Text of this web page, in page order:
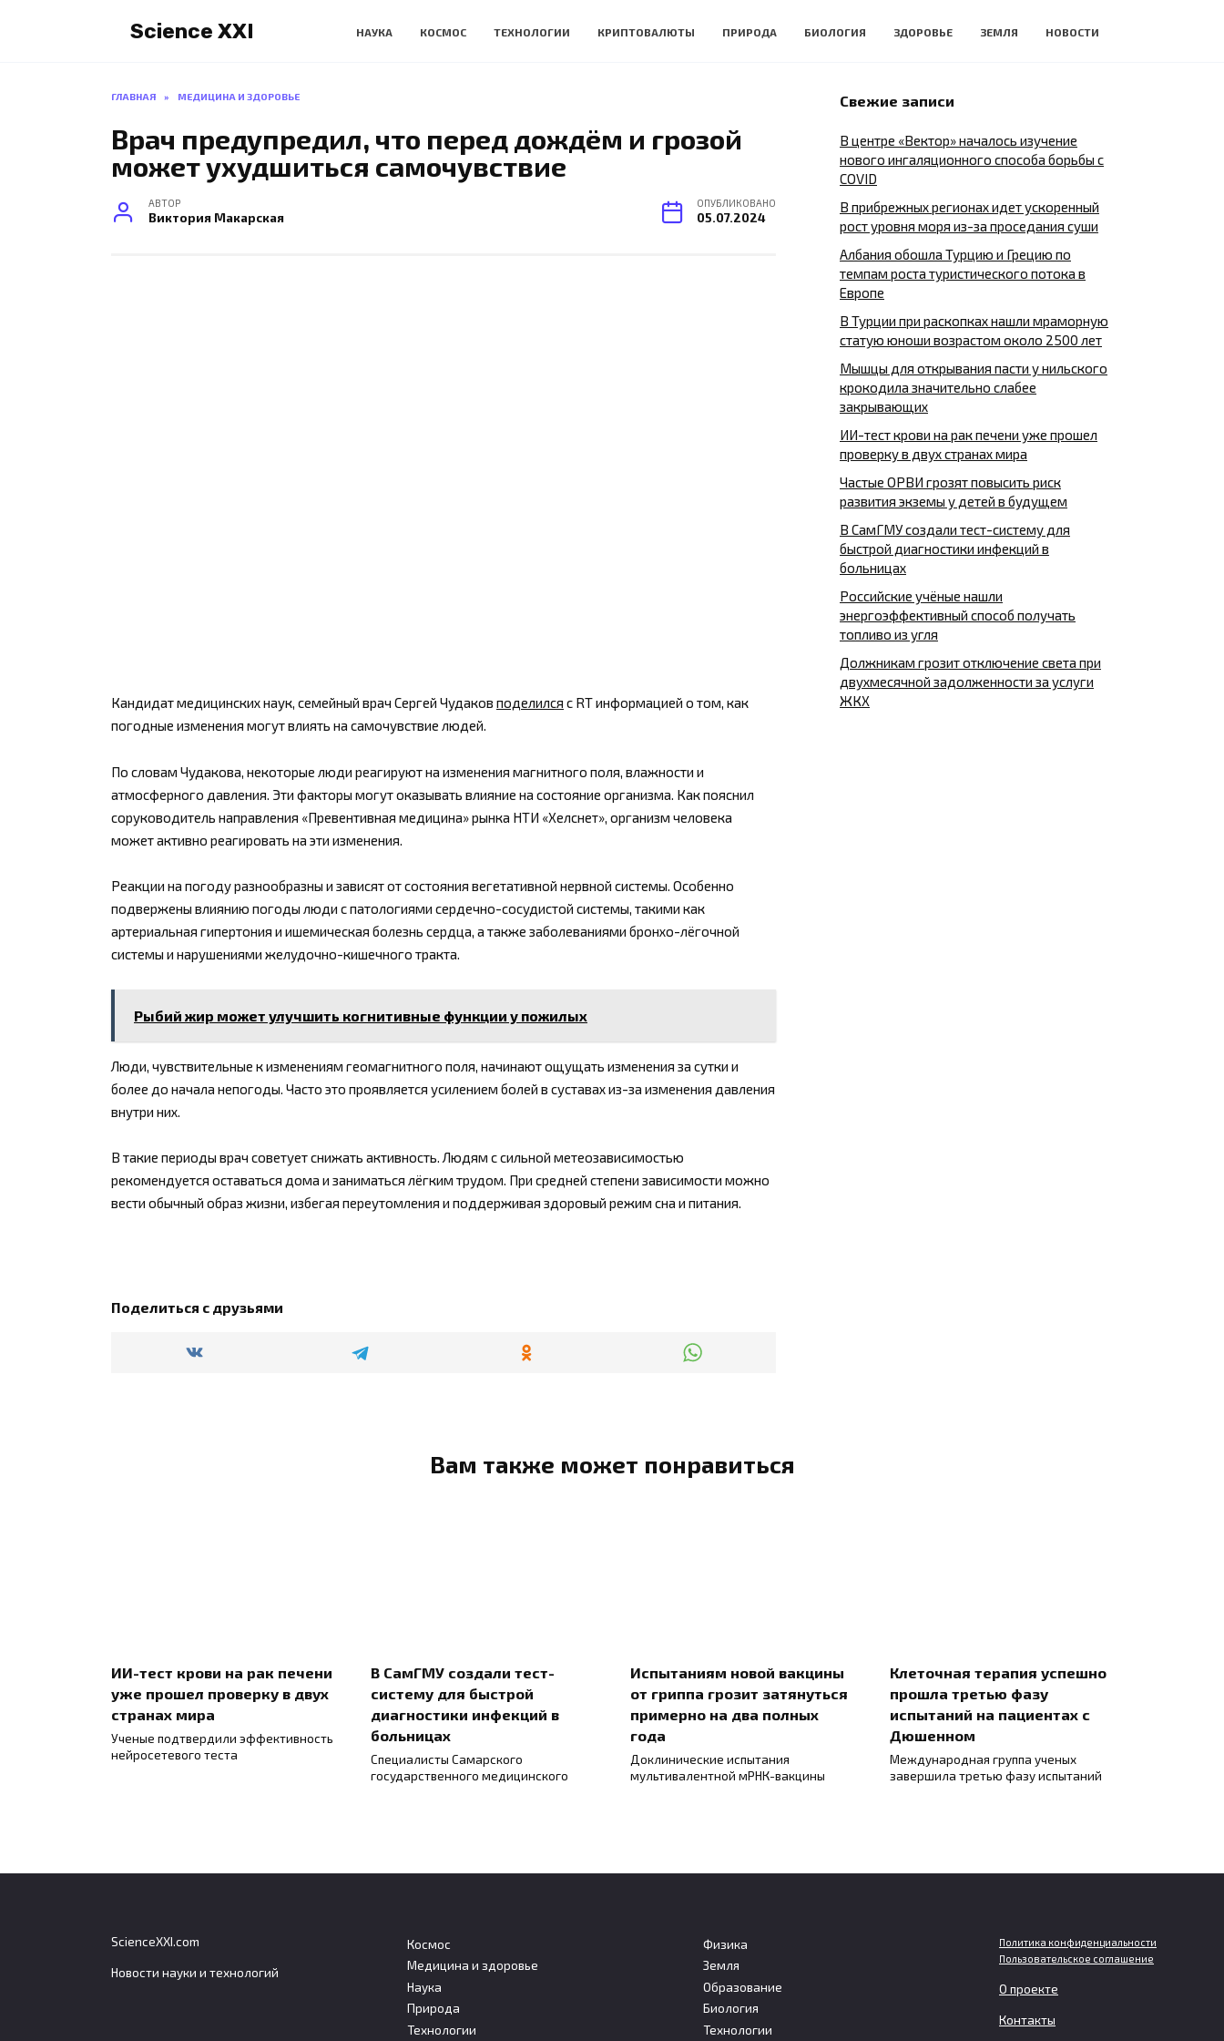
Science XXI НАУКА КОСМОС ТЕХНОЛОГИИ КРИПТОВАЛЮТЫ ПРИРОДА БИОЛОГИЯ ЗДОРОВЬЕ ЗЕМЛЯ НОВОСТИ
ГЛАВНАЯ » МЕДИЦИНА И ЗДОРОВЬЕ
Врач предупредил, что перед дождём и грозой
может ухудшиться самочувствие
АВТОР
Виктория Макарская
ОПУБЛИКОВАНО
05.07.2024
Кандидат медицинских наук, семейный врач Сергей Чудаков поделился с RT информацией о том, как
погодные изменения могут влиять на самочувствие людей.
По словам Чудакова, некоторые люди реагируют на изменения магнитного поля, влажности и
атмосферного давления. Эти факторы могут оказывать влияние на состояние организма. Как пояснил
соруководитель направления «Превентивная медицина» рынка НТИ «Хелснет», организм человека
может активно реагировать на эти изменения.
Реакции на погоду разнообразны и зависят от состояния вегетативной нервной системы. Особенно
подвержены влиянию погоды люди с патологиями сердечно-сосудистой системы, такими как
артериальная гипертония и ишемическая болезнь сердца, а также заболеваниями бронхо-лёгочной
системы и нарушениями желудочно-кишечного тракта.
Рыбий жир может улучшить когнитивные функции у пожилых
Люди, чувствительные к изменениям геомагнитного поля, начинают ощущать изменения за сутки и
более до начала непогоды. Часто это проявляется усилением болей в суставах из-за изменения давления
внутри них.
В такие периоды врач советует снижать активность. Людям с сильной метеозависимостью
рекомендуется оставаться дома и заниматься лёгким трудом. При средней степени зависимости можно
вести обычный образ жизни, избегая переутомления и поддерживая здоровый режим сна и питания.
Поделиться с друзьями
Свежие записи
В центре «Вектор» началось изучение
нового ингаляционного способа борьбы с
COVID
В прибрежных регионах идет ускоренный
рост уровня моря из-за проседания суши
Албания обошла Турцию и Грецию по
темпам роста туристического потока в
Европе
В Турции при раскопках нашли мраморную
статую юноши возрастом около 2500 лет
Мышцы для открывания пасти у нильского
крокодила значительно слабее
закрывающих
ИИ-тест крови на рак печени уже прошел
проверку в двух странах мира
Частые ОРВИ грозят повысить риск
развития экземы у детей в будущем
В СамГМУ создали тест-систему для
быстрой диагностики инфекций в
больницах
Российские учёные нашли
энергоэффективный способ получать
топливо из угля
Должникам грозит отключение света при
двухмесячной задолженности за услуги
ЖКХ
Вам также может понравиться
ИИ-тест крови на рак печени
уже прошел проверку в двух
странах мира
Ученые подтвердили эффективность
нейросетевого теста
В СамГМУ создали тест-
систему для быстрой
диагностики инфекций в
больницах
Специалисты Самарского
государственного медицинского
Испытаниям новой вакцины
от гриппа грозит затянуться
примерно на два полных
года
Доклинические испытания
мультивалентной мРНК-вакцины
Клеточная терапия успешно
прошла третью фазу
испытаний на пациентах с
Дюшенном
Международная группа ученых
завершила третью фазу испытаний
Небольшие дозы стресса
могут запускать защитные
Собственная нервная
система сердца помогает
Мужчинам грозит больший
вред для мозга при слишком
ScienceXXI.com
Новости науки и технологий
Космос
Медицина и здоровье
Наука
Природа
Технологии
Физика
Земля
Образование
Биология
Технологии
Политика конфиденциальности
Пользовательское соглашение
О проекте
Контакты